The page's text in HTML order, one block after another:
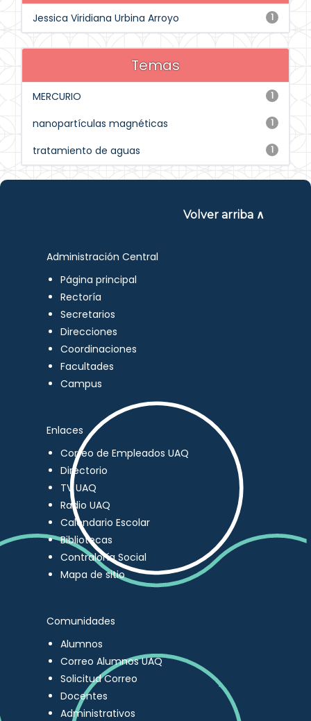
1
Jessica Viridiana Urbina Arroyo
Temas
1
MERCURIO
1
nanopartículas magnéticas
1
tratamiento de aguas
Volver arriba ∧
Administración Central
Página principal
Rectoría
Secretarios
Direcciones
Coordinaciones
Facultades
Campus
Enlaces
Correo de Empleados UAQ
Directorio
TV UAQ
Radio UAQ
Calendario Escolar
Bibliotecas
Contraloría Social
Mapa de sitio
Comunidades
Alumnos
Correo Alumnos UAQ
Solicitud Correo
Docentes
Administrativos